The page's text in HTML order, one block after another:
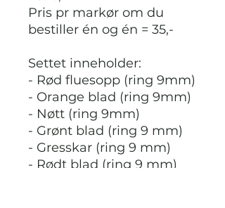
Pris pr markør om du
bestiller én og én = 35,-
Settet inneholder:
- Rød fluesopp (ring 9mm)
- Orange blad (ring 9mm)
- Nøtt (ring 9mm)
- Grønt blad (ring 9 mm)
- Gresskar (ring 9 mm)
- Rødt blad (ring 9 mm)